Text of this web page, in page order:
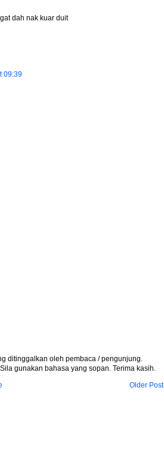
dah nak kuar duit
09:39
ditinggalkan oleh pembaca / pengunjung.
gunakan bahasa yang sopan. Terima kasih.
Older Post